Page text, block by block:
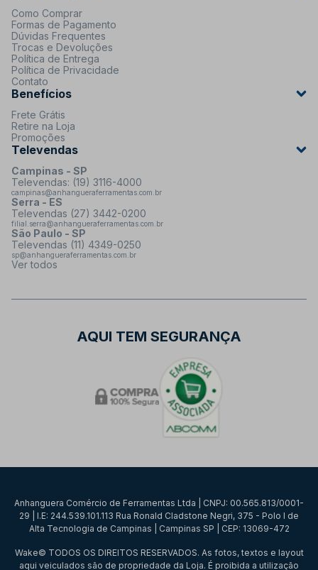
Como Comprar
Formas de Pagamento
Dúvidas Frequentes
Trocas e Devoluções
Política de Entrega
Política de Privacidade
Contato
Benefícios
Frete Grátis
Retire na Loja
Promoções
Televendas
Campinas - SP
Televendas: (19) 3116-4000
campinas@anhangueraferramentas.com.br
Serra - ES
Televendas (27) 3442-0200
filial.serra@anhangueraferramentas.com.br
São Paulo - SP
Televendas (11) 4349-0250
sp@anhangueraferramentas.com.br
Ver todos
AQUI TEM SEGURANÇA
Anhanguera Comércio de Ferramentas Ltda | CNPJ: 00.565.813/0001-
29 | I.E: 244.539.101.113 Rua Ronald Cladstone Negri, 375 - Polo I de
Alta Tecnologia de Campinas | Campinas SP | CEP: 13069-472
Wake© TODOS OS DIREITOS RESERVADOS. As fotos, textos e layout
aqui veiculados são de propriedade da Loja. É proibida a utilização